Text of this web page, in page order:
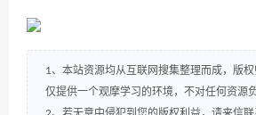
1、本站资源均从互联网搜集整理而成，版
仅提供一个观摩学习的环境，不对任何资源